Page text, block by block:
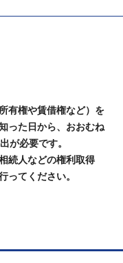
有権や賃借権など）を
った日から、おおむね
が必要です。
続人などの権利取得
ってください。